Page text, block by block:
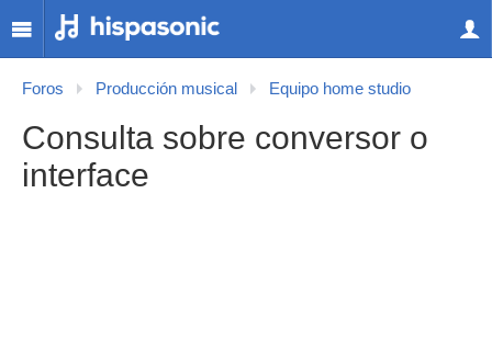
Foros Producción musical Equipo home studio
Consulta sobre conversor o
interface